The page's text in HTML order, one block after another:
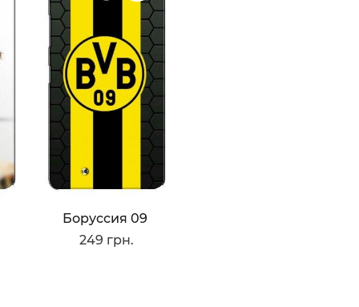
Боруссия 09
249 грн.